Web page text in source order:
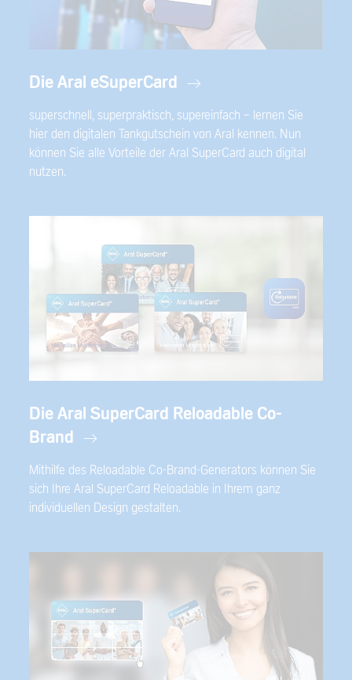
Die Aral eSuperCard
superschnell, superpraktisch, supereinfach - lernen Sie
hier den digitalen Tankgutschein von Aral kennen. Nun
können Sie alle Vorteile der Aral SuperCard auch digital
nutzen.
Die Aral SuperCard Reloadable Co-
Brand
Mithilfe des Reloadable Co-Brand-Generators können Sie
sich Ihre Aral SuperCard Reloadable in Ihrem ganz
individuellen Design gestalten.